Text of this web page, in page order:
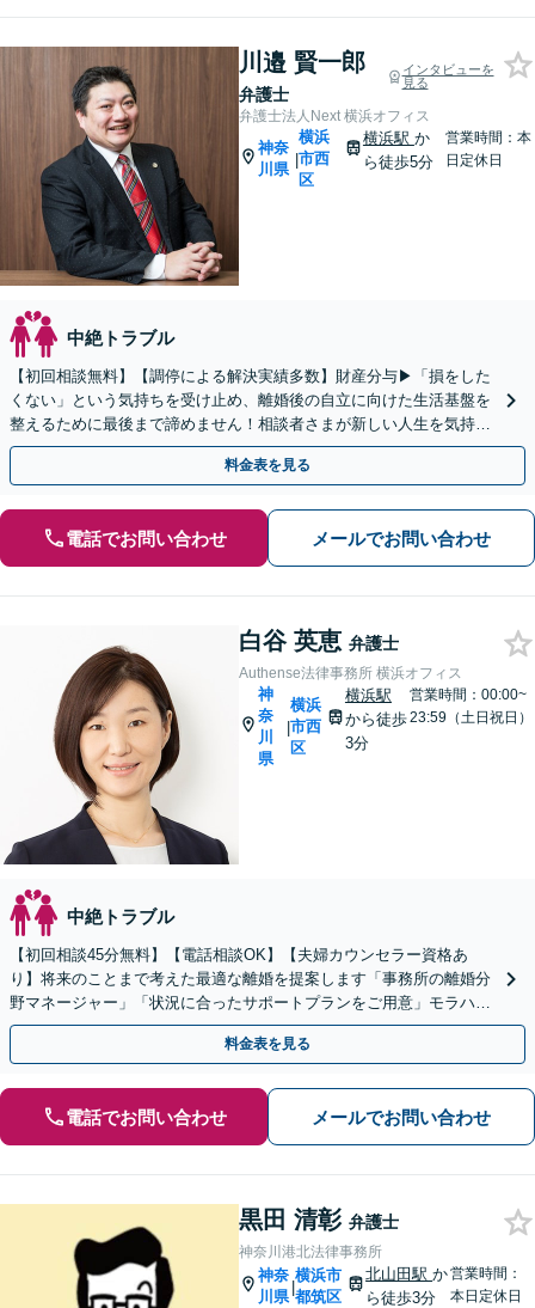
川邉 賢一郎
弁護士
インタビューを
見る
弁護士法人Next 横浜オフィス
神奈
川県
|
横浜
市西
区
横浜駅 か
ら徒歩5分
営業時間：本
日定休日
中絶トラブル
【初回相談無料】【調停による解決実績多数】財産分与▶︎「損をした
くない」という気持ちを受け止め、離婚後の自立に向けた生活基盤を
整えるために最後まで諦めません！相談者さまが新しい人生を気持ち
よく出発できるようお力添えします【横浜駅徒歩5分】
料金表を見る
電話でお問い合わせ メールでお問い合わせ
白谷 英恵 弁護士
Authense法律事務所 横浜オフィス
神
奈
川
県
|
横浜
市西
区
横浜駅
から徒歩
3分
営業時間：00:00~
23:59（土日祝日）
中絶トラブル
【初回相談45分無料】【電話相談OK】【夫婦カウンセラー資格あ
り】将来のことまで考えた最適な離婚を提案します「事務所の離婚分
野マネージャー」「状況に合ったサポートプランをご用意」モラハラ
離婚もお任せください【完全個室対応】【子連れ相談可】
料金表を見る
電話でお問い合わせ メールでお問い合わせ
黒田 清彰 弁護士
神奈川港北法律事務所
神奈
川県
|
横浜市
都筑区
北山田駅か
ら徒歩3分
営業時間：
本日定休日